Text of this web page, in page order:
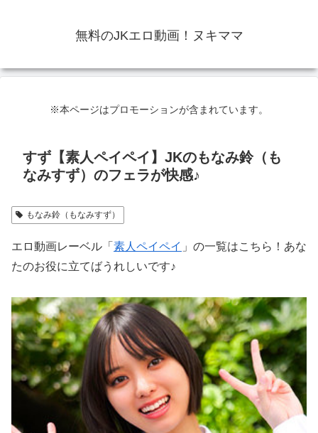
無料のJKエロ動画！ヌキママ
※本ページはプロモーションが含まれています。
すず【素人ペイペイ】JKのもなみ鈴（も
なみすず）のフェラが快感♪
もなみ鈴（もなみすず）
エロ動画レーベル「 素人ペイペイ 」の一覧はこちら！あな
たのお役に立てばうれしいです♪